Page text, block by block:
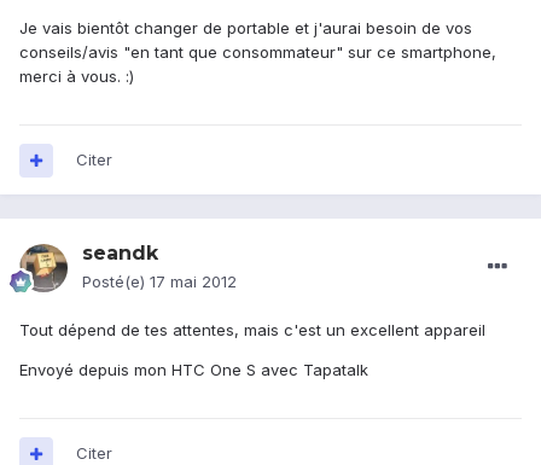
Je vais bientôt changer de portable et j'aurai besoin de vos
conseils/avis "en tant que consommateur" sur ce smartphone,
merci à vous. :)
Citer
seandk
Posté(e) 17 mai 2012
Tout dépend de tes attentes, mais c'est un excellent appareil
Envoyé depuis mon HTC One S avec Tapatalk
Citer